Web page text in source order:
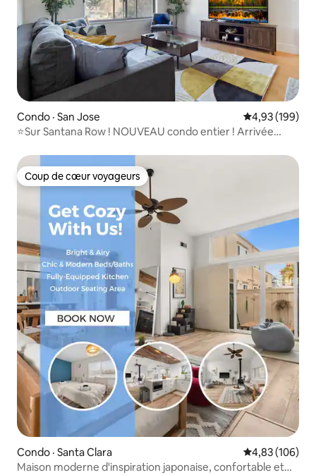
Condo · San Jose Note
4,93 (199)
⭐️Sur Santana Row ! NOUVEAU condo entier ! Arrivée
Coup de cœur voyageurs
Coup de cœur voyageurs
Condo · Santa Clara Note
4,83 (106)
Maison moderne d'inspiration japonaise, confortable et